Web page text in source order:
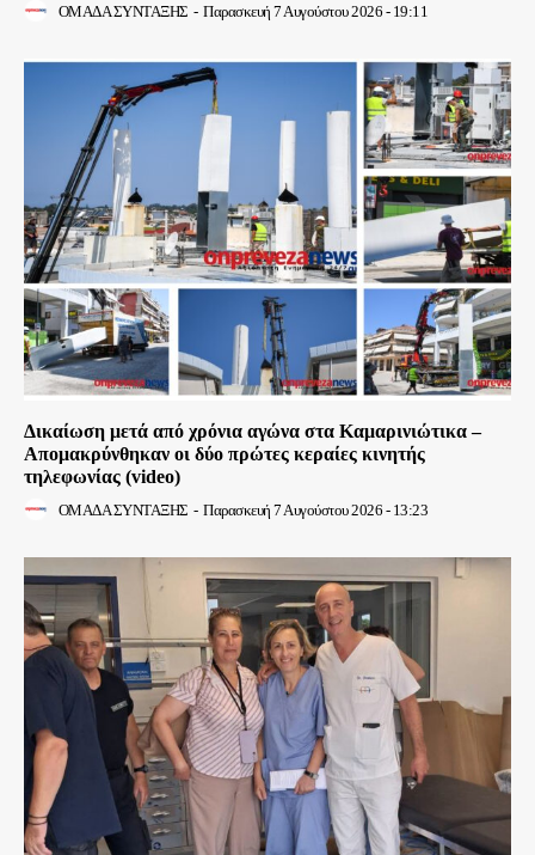
ΟΜΑΔΑ ΣΥΝΤΑΞΗΣ - Παρασκευή 7 Αυγούστου 2026 - 19:11
Δικαίωση μετά από χρόνια αγώνα στα Καμαρινιώτικα –
Απομακρύνθηκαν οι δύο πρώτες κεραίες κινητής
τηλεφωνίας (video)
ΟΜΑΔΑ ΣΥΝΤΑΞΗΣ - Παρασκευή 7 Αυγούστου 2026 - 13:23